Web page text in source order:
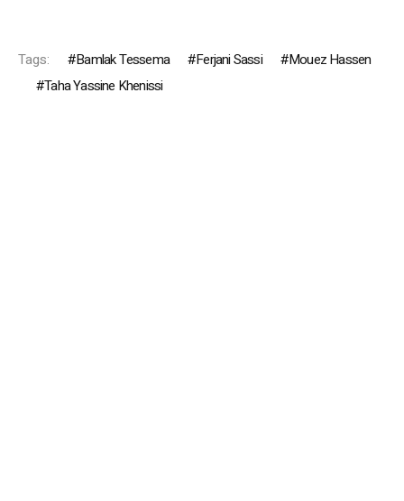
Tags: Bamlak Tessema Ferjani Sassi
Mouez Hassen
Taha Yassine Khenissi